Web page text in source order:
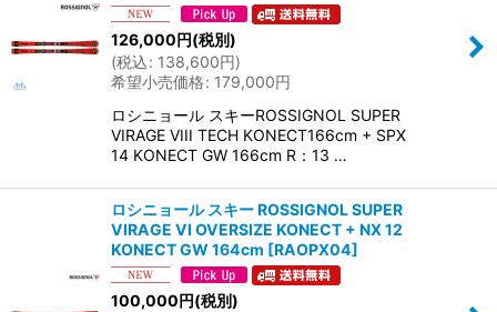
絞り込む
126,000円(税別)
(税込: 138,600円)
希望小売価格: 179,000円
ロシニョール スキーROSSIGNOL SUPER
VIRAGE VIII TECH KONECT166cm + SPX
14 KONECT GW 166cm R：13 …
ロシニョール スキー ROSSIGNOL SUPER
VIRAGE VI OVERSIZE KONECT + NX 12
KONECT GW 164cm [RAOPX04]
100,000円(税別)